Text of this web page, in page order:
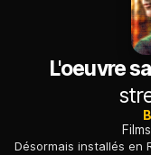
L'oeuvre